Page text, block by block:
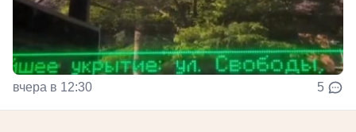
вчера в 12:30 5